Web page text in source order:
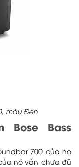
màu Đen
Bose Bass
700 của họ
nó vẫn chưa đủ